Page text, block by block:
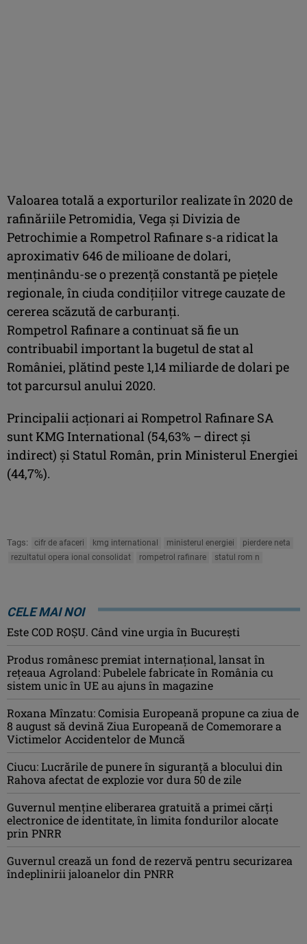
Valoarea totală a exporturilor realizate în 2020 de
rafinăriile Petromidia, Vega și Divizia de
Petrochimie a Rompetrol Rafinare s-a ridicat la
aproximativ 646 de milioane de dolari,
menținându-se o prezență constantă pe piețele
regionale, în ciuda condițiilor vitrege cauzate de
cererea scăzută de carburanți.
Rompetrol Rafinare a continuat să fie un
contribuabil important la bugetul de stat al
României, plătind peste 1,14 miliarde de dolari pe
tot parcursul anului 2020.
Principalii acționari ai Rompetrol Rafinare SA
sunt KMG International (54,63% – direct și
indirect) și Statul Român, prin Ministerul Energiei
(44,7%).
Tags: cifr de afaceri kmg international ministerul energiei
pierdere neta
rezultatul opera ional consolidat
rompetrol rafinare statul rom n
CELE MAI NOI
Este COD ROŞU. Când vine urgia în Bucureşti
Produs românesc premiat internațional, lansat în
rețeaua Agroland: Pubelele fabricate în România cu
sistem unic în UE au ajuns în magazine
Roxana Mînzatu: Comisia Europeană propune ca ziua de
8 august să devină Ziua Europeană de Comemorare a
Victimelor Accidentelor de Muncă
Ciucu: Lucrările de punere în siguranță a blocului din
Rahova afectat de explozie vor dura 50 de zile
Guvernul menține eliberarea gratuită a primei cărţi
electronice de identitate, în limita fondurilor alocate
prin PNRR
Guvernul crează un fond de rezervă pentru securizarea
îndeplinirii jaloanelor din PNRR